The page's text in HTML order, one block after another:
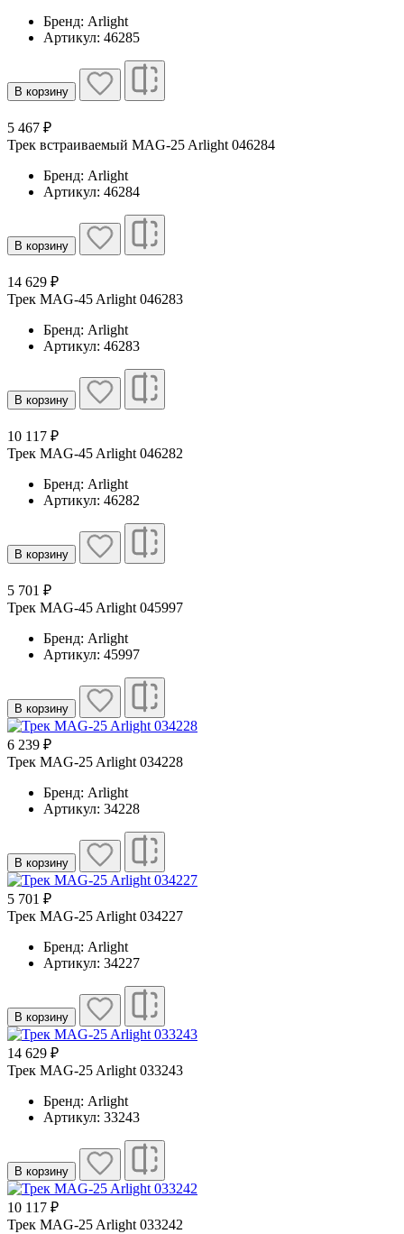
Бренд: Arlight
Артикул: 46285
В корзину
5 467 ₽
Трек встраиваемый MAG-25 Arlight 046284
Бренд: Arlight
Артикул: 46284
В корзину
14 629 ₽
Трек MAG-45 Arlight 046283
Бренд: Arlight
Артикул: 46283
В корзину
10 117 ₽
Трек MAG-45 Arlight 046282
Бренд: Arlight
Артикул: 46282
В корзину
5 701 ₽
Трек MAG-45 Arlight 045997
Бренд: Arlight
Артикул: 45997
В корзину
6 239 ₽
Трек MAG-25 Arlight 034228
Бренд: Arlight
Артикул: 34228
В корзину
5 701 ₽
Трек MAG-25 Arlight 034227
Бренд: Arlight
Артикул: 34227
В корзину
14 629 ₽
Трек MAG-25 Arlight 033243
Бренд: Arlight
Артикул: 33243
В корзину
10 117 ₽
Трек MAG-25 Arlight 033242